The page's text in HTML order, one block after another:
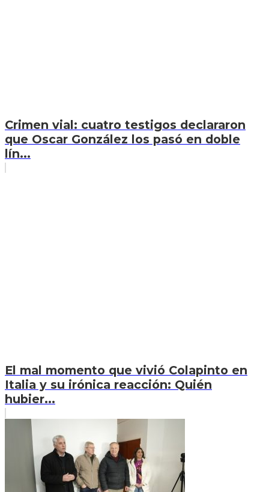
Crimen vial: cuatro testigos declararon
que Oscar González los pasó en doble
lín...
El mal momento que vivió Colapinto en
Italia y su irónica reacción: Quién
hubier...